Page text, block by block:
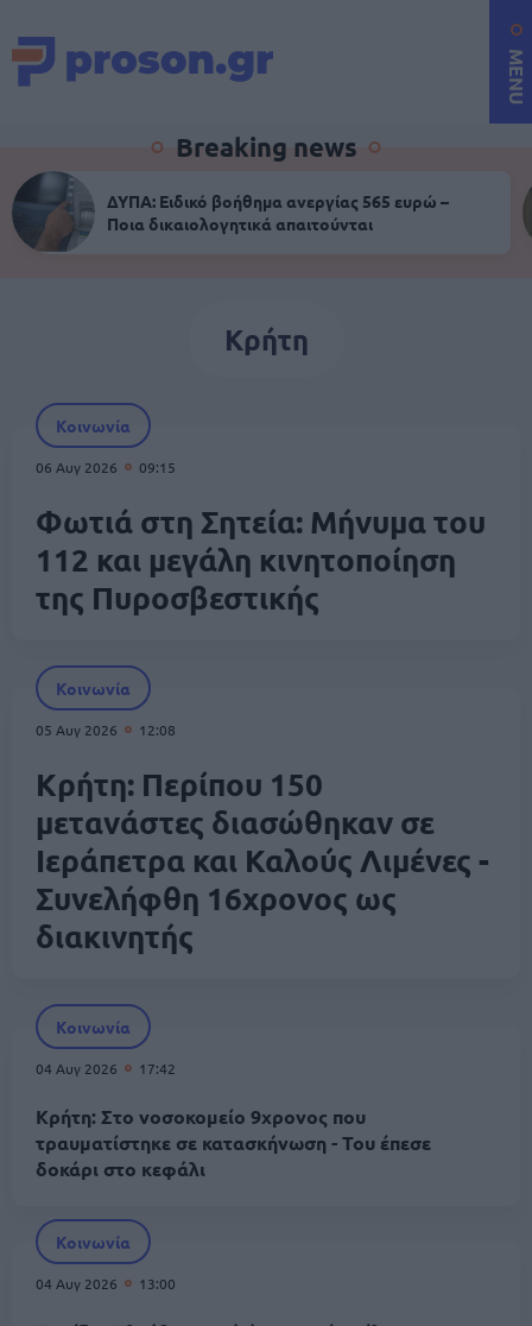
MENU
Breaking news
ΔΥΠΑ: Ειδικό βοήθημα ανεργίας 565 ευρώ –
Ποια δικαιολογητικά απαιτούνται
Κρήτη
Κοινωνία
06 Αυγ 2026 09:15
Φωτιά στη Σητεία: Μήνυμα του
112 και μεγάλη κινητοποίηση
της Πυροσβεστικής
Κοινωνία
05 Αυγ 2026 12:08
Κρήτη: Περίπου 150
μετανάστες διασώθηκαν σε
Ιεράπετρα και Καλούς Λιμένες -
Συνελήφθη 16χρονος ως
διακινητής
Κοινωνία
04 Αυγ 2026 17:42
Κρήτη: Στο νοσοκομείο 9χρονος που
τραυματίστηκε σε κατασκήνωση - Του έπεσε
δοκάρι στο κεφάλι
Κοινωνία
04 Αυγ 2026 13:00